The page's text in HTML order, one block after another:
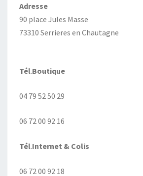
Adresse
90 place Jules Masse
73310 Serrieres en Chautagne
Tél.Boutique
04 79 52 50 29
06 72 00 92 16
Tél.Internet & Colis
06 72 00 92 18